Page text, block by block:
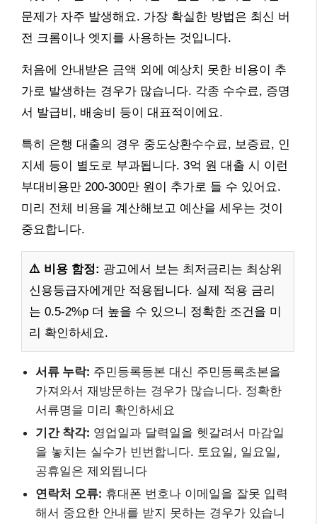
문제가 자주 발생해요. 가장 확실한 방법은 최신 버
전 크롬이나 엣지를 사용하는 것입니다.
처음에 안내받은 금액 외에 예상치 못한 비용이 추
가로 발생하는 경우가 많습니다. 각종 수수료, 증명
서 발급비, 배송비 등이 대표적이에요.
특히 은행 대출의 경우 중도상환수수료, 보증료, 인
지세 등이 별도로 부과됩니다. 3억 원 대출 시 이런
부대비용만 200-300만 원이 추가로 들 수 있어요.
미리 전체 비용을 계산해보고 예산을 세우는 것이
중요합니다.
⚠️ 비용 함정: 광고에서 보는 최저금리는 최상위
신용등급자에게만 적용됩니다. 실제 적용 금리
는 0.5-2%p 더 높을 수 있으니 정확한 조건을 미
리 확인하세요.
서류 누락: 주민등록등본 대신 주민등록초본을
가져와서 재방문하는 경우가 많습니다. 정확한
서류명을 미리 확인하세요
기간 착각: 영업일과 달력일을 헷갈려서 마감일
을 놓치는 실수가 빈번합니다. 토요일, 일요일,
공휴일은 제외됩니다
연락처 오류: 휴대폰 번호나 이메일을 잘못 입력
해서 중요한 안내를 받지 못하는 경우가 있습니